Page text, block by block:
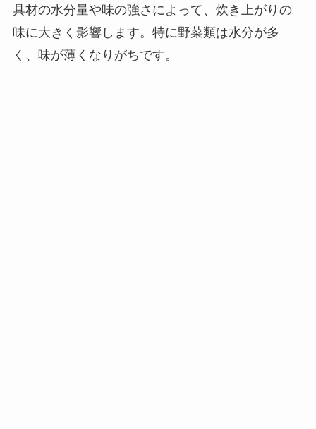
具材の水分量や味の強さによって、炊き上がりの
味に大きく影響します。特に野菜類は水分が多
く、味が薄くなりがちです。